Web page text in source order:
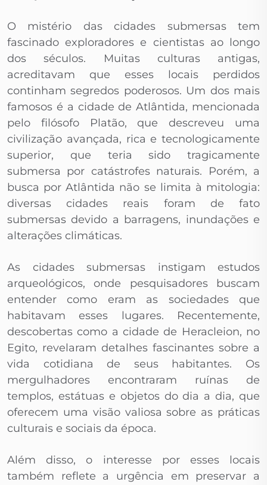
O mistério das cidades submersas tem
fascinado exploradores e cientistas ao longo
dos séculos. Muitas culturas antigas,
acreditavam que esses locais perdidos
continham segredos poderosos. Um dos mais
famosos é a cidade de Atlântida, mencionada
pelo filósofo Platão, que descreveu uma
civilização avançada, rica e tecnologicamente
superior, que teria sido tragicamente
submersa por catástrofes naturais. Porém, a
busca por Atlântida não se limita à mitologia:
diversas cidades reais foram de fato
submersas devido a barragens, inundações e
alterações climáticas.
As cidades submersas instigam estudos
arqueológicos, onde pesquisadores buscam
entender como eram as sociedades que
habitavam esses lugares. Recentemente,
descobertas como a cidade de Heracleion, no
Egito, revelaram detalhes fascinantes sobre a
vida cotidiana de seus habitantes. Os
mergulhadores encontraram ruínas de
templos, estátuas e objetos do dia a dia, que
oferecem uma visão valiosa sobre as práticas
culturais e sociais da época.
Além disso, o interesse por esses locais
também reflete a urgência em preservar a